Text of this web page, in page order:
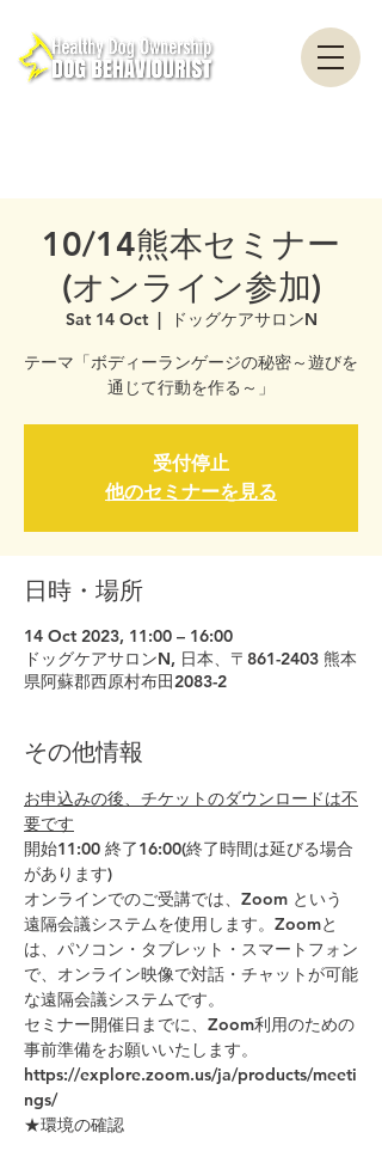
10/14熊本セミナー
(オンライン参加)
Sat 14 Oct
  |
ドッグケアサロンN
テーマ「ボディーランゲージの秘密～遊びを
通じて行動を作る～」
受付停止
他のセミナーを見る
日時・場所
14 Oct 2023, 11:00 – 16:00
ドッグケアサロンN, 日本、〒861-2403 熊本
県阿蘇郡西原村布田2083-2
その他情報
お申込みの後、チケットのダウンロードは不
要です
開始11:00 終了16:00(終了時間は延びる場合
があります)
オンラインでのご受講では、Zoom という
遠隔会議システムを使用します。Zoomと
は、パソコン・タブレット・スマートフォン
で、オンライン映像で対話・チャットが可能
な遠隔会議システムです。
セミナー開催日までに、Zoom利用のための
事前準備をお願いいたします。
https://explore.zoom.us/ja/products/meeti
ngs/
★環境の確認